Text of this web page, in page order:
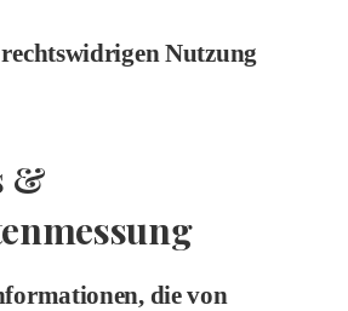
Nutzung
&
die von